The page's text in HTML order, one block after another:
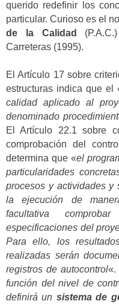
querido redefinir los
particular. Curioso es el
de la Calidad
Carreteras (1995).
El Artículo 17 sobre
estructuras indica que el
calidad aplicado al
denominado
El Artículo 22.1 sobre
comprobación del
determina que «el
particularidades
procesos y actividades y
la ejecución de
facultativa
especificaciones del
Para ello, los
realizadas serán
registros de autocontrol«.
función del nivel de
definirá un sistema de